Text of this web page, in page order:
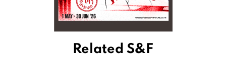
Related S&F